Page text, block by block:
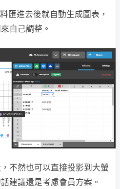
匯進去後就自動生成圖表，
自己調整。
不然也可以直接投影到大螢
建議還是考慮會員方案。